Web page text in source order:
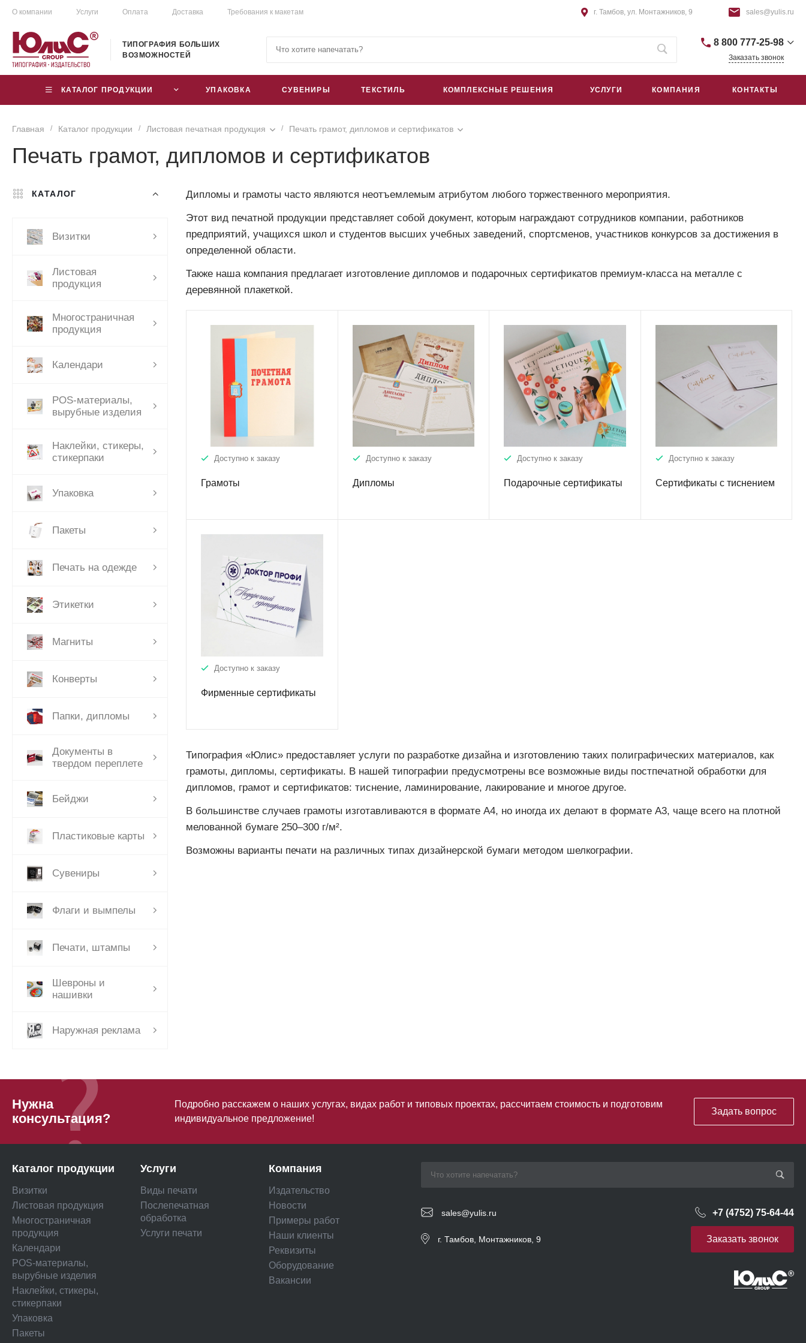
О компании Услуги Оплата Доставка Требования к макетам г. Тамбов, ул. Монтажников, 9 sales@yulis.ru
ТИПОГРАФИЯ БОЛЬШИХ
ВОЗМОЖНОСТЕЙ
8 800 777-25-98
+7 (4752) 75-64-44
г. Тамбов, Монтажников, 9
пн – пт: 9:00–18:00
sales@yulis.ru
Заказать звонок
КАТАЛОГ ПРОДУКЦИИ УПАКОВКА СУВЕНИРЫ ТЕКСТИЛЬ КОМПЛЕКСНЫЕ РЕШЕНИЯ УСЛУГИ КОМПАНИЯ КОНТАКТЫ
Главная / Каталог продукции / Листовая печатная продукция / Печать грамот, дипломов и сертификатов
Печать грамот, дипломов и сертификатов
КАТАЛОГ
Визитки
Листовая
продукция
Многостраничная
продукция
Календари
POS-материалы,
вырубные изделия
Наклейки, стикеры,
стикерпаки
Упаковка
Пакеты
Печать на одежде
Этикетки
Магниты
Конверты
Папки, дипломы
Документы в
твердом переплете
Бейджи
Пластиковые карты
Сувениры
Флаги и вымпелы
Печати, штампы
Шевроны и
нашивки
Наружная реклама
Дипломы и грамоты часто являются неотъемлемым атрибутом любого торжественного мероприятия.
Этот вид печатной продукции представляет собой документ, которым награждают сотрудников компании, работников
предприятий, учащихся школ и студентов высших учебных заведений, спортсменов, участников конкурсов за достижения в
определенной области.
Также наша компания предлагает изготовление дипломов и подарочных сертификатов премиум-класса на металле с
деревянной плакеткой.
Доступно к заказу
Грамоты
Доступно к заказу
Дипломы
Доступно к заказу
Подарочные сертификаты
Доступно к заказу
Сертификаты с тиснением
Доступно к заказу
Фирменные сертификаты
Типография «Юлис» предоставляет услуги по разработке дизайна и изготовлению таких полиграфических материалов, как
грамоты, дипломы, сертификаты. В нашей типографии предусмотрены все возможные виды постпечатной обработки для
дипломов, грамот и сертификатов: тиснение, ламинирование, лакирование и многое другое.
В большинстве случаев грамоты изготавливаются в формате A4, но иногда их делают в формате А3, чаще всего на плотной
мелованной бумаге 250–300 г/м².
Возможны варианты печати на различных типах дизайнерской бумаги методом шелкографии.
Нужна
консультация?
Подробно расскажем о наших услугах, видах работ и типовых проектах, рассчитаем стоимость и подготовим
индивидуальное предложение!
Задать вопрос
Каталог продукции
Визитки
Листовая продукция
Многостраничная
продукция
Календари
POS-материалы,
вырубные изделия
Наклейки, стикеры,
стикерпаки
Упаковка
Пакеты
Услуги
Виды печати
Послепечатная
обработка
Услуги печати
Компания
Издательство
Новости
Примеры работ
Наши клиенты
Реквизиты
Оборудование
Вакансии
sales@yulis.ru +7 (4752) 75-64-44
г. Тамбов, Монтажников, 9 Заказать звонок